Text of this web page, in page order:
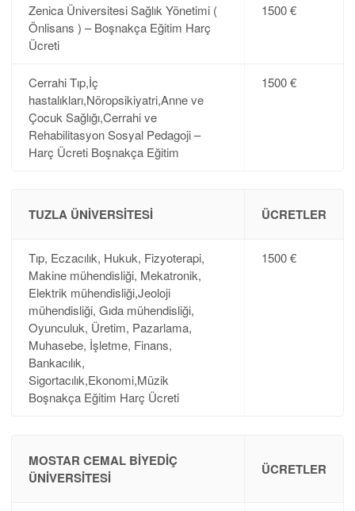
Zenica Üniversitesi Sağlık Yönetimi (
Önlisans ) – Boşnakça Eğitim Harç
Ücreti
1500 €
Cerrahi Tıp,İç
hastalıkları,Nöropsikiyatri,Anne ve
Çocuk Sağlığı,Cerrahi ve
Rehabilitasyon Sosyal Pedagoji –
Harç Ücreti Boşnakça Eğitim
1500 €
TUZLA ÜNIVERSITESI ÜCRETLER
Tıp, Eczacılık, Hukuk, Fizyoterapi,
Makine mühendisliği, Mekatronik,
Elektrik mühendisliği,Jeoloji
mühendisliği, Gıda mühendisliği,
Oyunculuk, Üretim, Pazarlama,
Muhasebe, İşletme, Finans,
Bankacılık,
Sigortacılık,Ekonomi,Müzik
Boşnakça Eğitim Harç Ücreti
1500 €
MOSTAR CEMAL BIYEDIÇ
ÜNIVERSITESI
ÜCRETLER